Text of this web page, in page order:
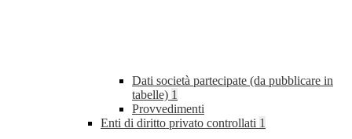
Dati società partecipate (da pubblicare in
tabelle) 1
Provvedimenti
Enti di diritto privato controllati 1